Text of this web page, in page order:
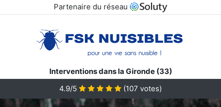
Partenaire du réseau
Interventions dans la Gironde (33)
4.9/5
(107 votes)